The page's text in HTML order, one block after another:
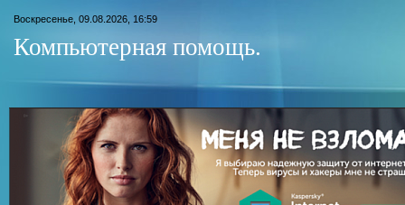
Воскресенье, 09.08.2026, 16:59
Компьютерная помощь.